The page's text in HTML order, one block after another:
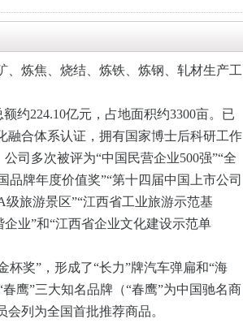
、炼焦、烧结、炼铁、炼钢、轧材生产工
约224.10亿元，占地面积约3300亩。已
融合体系认证，拥有国家博士后科研工作
司多次被评为“中国民营企业500强”“全
品牌年度价值奖”“第十四届中国上市公司
旅游景区”“江西省工业旅游示范基
业”和“江西省企业文化建设示范单
奖”，形成了“长力”牌汽车弹扁和“海
鹰”三大知名品牌（“春鹰”为中国驰名商
列为全国首批推荐商品。